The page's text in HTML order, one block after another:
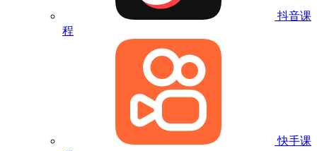
抖音课
程
快手课